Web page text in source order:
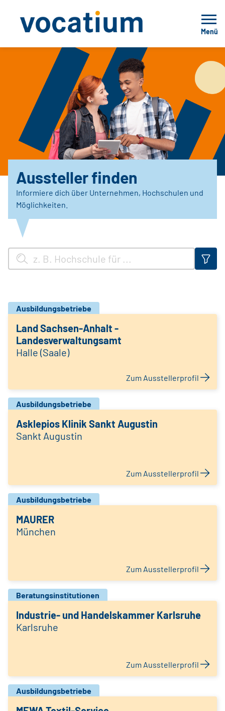
Menü
Aussteller finden
Informiere dich über Unternehmen, Hochschulen und
Möglichkeiten.
Ausbildungsbetriebe
Land Sachsen-Anhalt -
Landesverwaltungsamt
Halle (Saale)
Zum Ausstellerprofil
Ausbildungsbetriebe
Asklepios Klinik Sankt Augustin
Sankt Augustin
Zum Ausstellerprofil
Ausbildungsbetriebe
MAURER
München
Zum Ausstellerprofil
Beratungsinstitutionen
Industrie- und Handelskammer Karlsruhe
Karlsruhe
Zum Ausstellerprofil
Ausbildungsbetriebe